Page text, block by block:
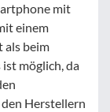
mit
einem
als beim
möglich, da
Herstellern